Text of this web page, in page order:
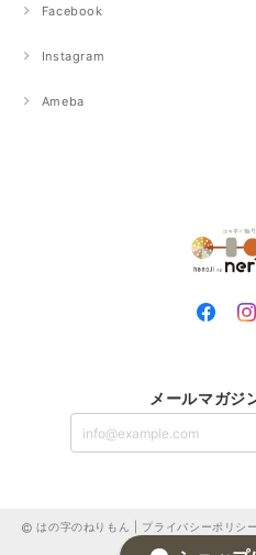
Facebook
Instagram
Ameba
メールマガジ
はの字のねりもん | プライバシーポリシー